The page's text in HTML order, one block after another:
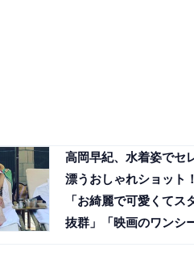
高岡早紀、水着姿でセ
漂うおしゃれショット！
「お綺麗で可愛くてス
抜群」「映画のワンシ